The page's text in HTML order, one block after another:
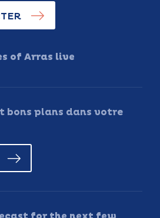
of Arras live
bons plans dans votre